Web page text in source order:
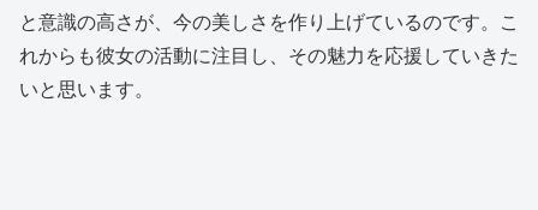
と意識の高さが、今の美しさを作り上げているのです。こ
れからも彼女の活動に注目し、その魅力を応援していきた
いと思います。